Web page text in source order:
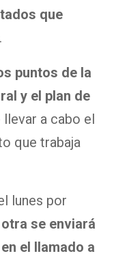
que
.
puntos de la
y el plan de
a cabo el
que trabaja
lunes por
se enviará
el llamado a